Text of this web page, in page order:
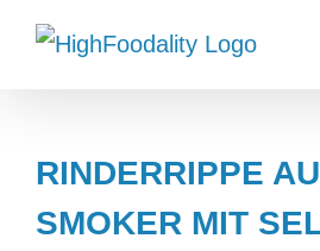
Zum
Inhalt
RINDERRIPPE
SMOKER MIT